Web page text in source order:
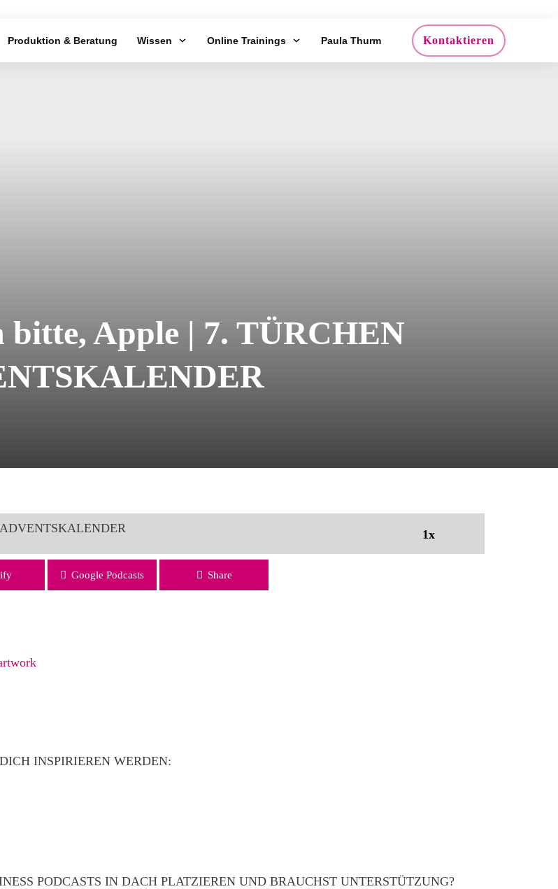
Produktion & Beratung Wissen Online Trainings Paula Thurm Kontaktieren
bitte, Apple | 7. TÜRCHEN
1x
Google Podcasts Share
INSPIRIEREN WERDEN:
PODCASTS IN DACH PLATZIEREN UND BRAUCHST UNTERSTÜTZUNG?